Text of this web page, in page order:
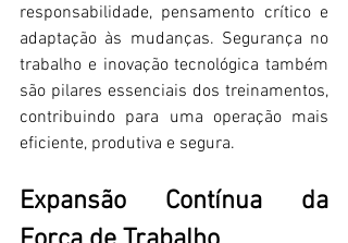
responsabilidade, pensamento crítico e
adaptação às mudanças. Segurança no
trabalho e inovação tecnológica também
são pilares essenciais dos treinamentos,
contribuindo para uma operação mais
eficiente, produtiva e segura.
Expansão Contínua da